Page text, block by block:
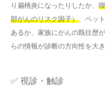
り扁桃炎になったりしたか、
部がんのリスク因子） 、ペッ
あるか、家族にがんの既往歴
らの情報が診断の方向性を大
✅ 視診・触診